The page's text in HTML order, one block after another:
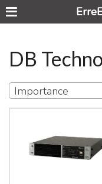
DB
Importance